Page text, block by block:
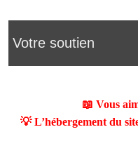
Votre soutien
📖 Vous
💡 L’hébergement du